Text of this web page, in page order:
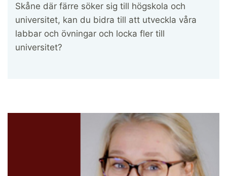
Skåne där färre söker sig till högskola och
universitet, kan du bidra till att utveckla våra
labbar och övningar och locka fler till
universitet?